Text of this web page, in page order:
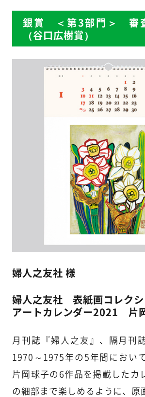
銀賞 ＜第3部門＞ 審
（谷口広樹賞）
婦人之友社 様
婦人之友社 表紙画コレク
アートカレンダー2021 片
月刊誌『婦人之友』、隔月刊
1970～1975年の5年間におい
片岡球子の6作品を掲載したカ
の細部まで楽しめるように、原